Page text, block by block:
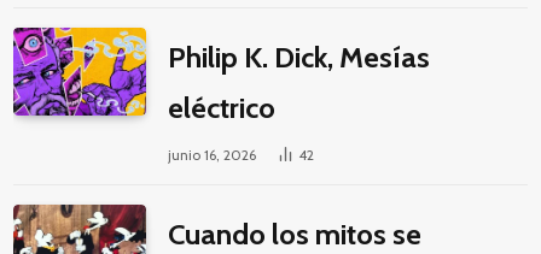
Philip K. Dick, Mesías
eléctrico
junio 16, 2026 42
Cuando los mitos se